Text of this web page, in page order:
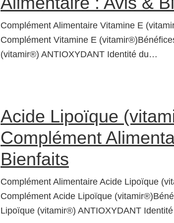
Complément Alimentaire Vitamine E
Complément Vitamine E
(vitamir®) ANTIOXYDANT Identité du…
Acide Lipoïque
Complément
Bienfaits
Complément Alimentaire Acide Lipoïque
Complément Acide Lipoïque
Lipoïque (vitamir®) ANTIOXYDANT